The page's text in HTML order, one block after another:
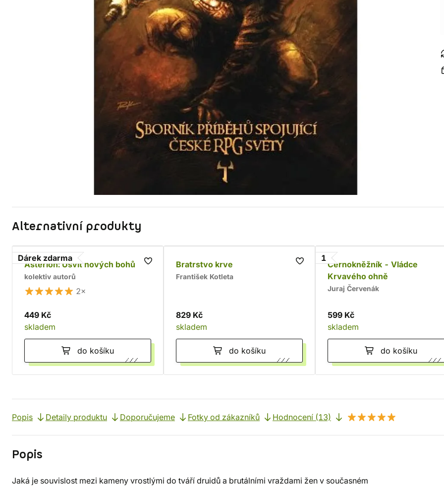
Alternativní produkty
Dárek zdarma
Asterion: Úsvit nových bohů
kolektiv autorů
2×
449 Kč
skladem
do košíku
Bratrstvo krve
František Kotleta
829 Kč
skladem
do košíku
1
Černokněžník - Vládce
Krvavého ohně
Juraj Červenák
599 Kč
skladem
do košíku
Popis Detaily produktu Doporučujeme Fotky od zákazníků Hodnocení (13)
Popis
Jaká je souvislost mezi kameny vrostlými do tváří druidů a brutálními vraždami žen v současném